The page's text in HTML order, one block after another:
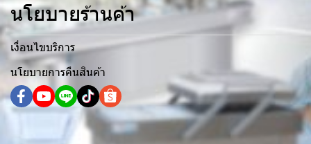
นโยบายร้านค้า
เงื่อนไขบริการ
นโยบายการคืนสินค้า